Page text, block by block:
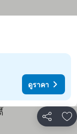
ดูราคา
แชร์ เ